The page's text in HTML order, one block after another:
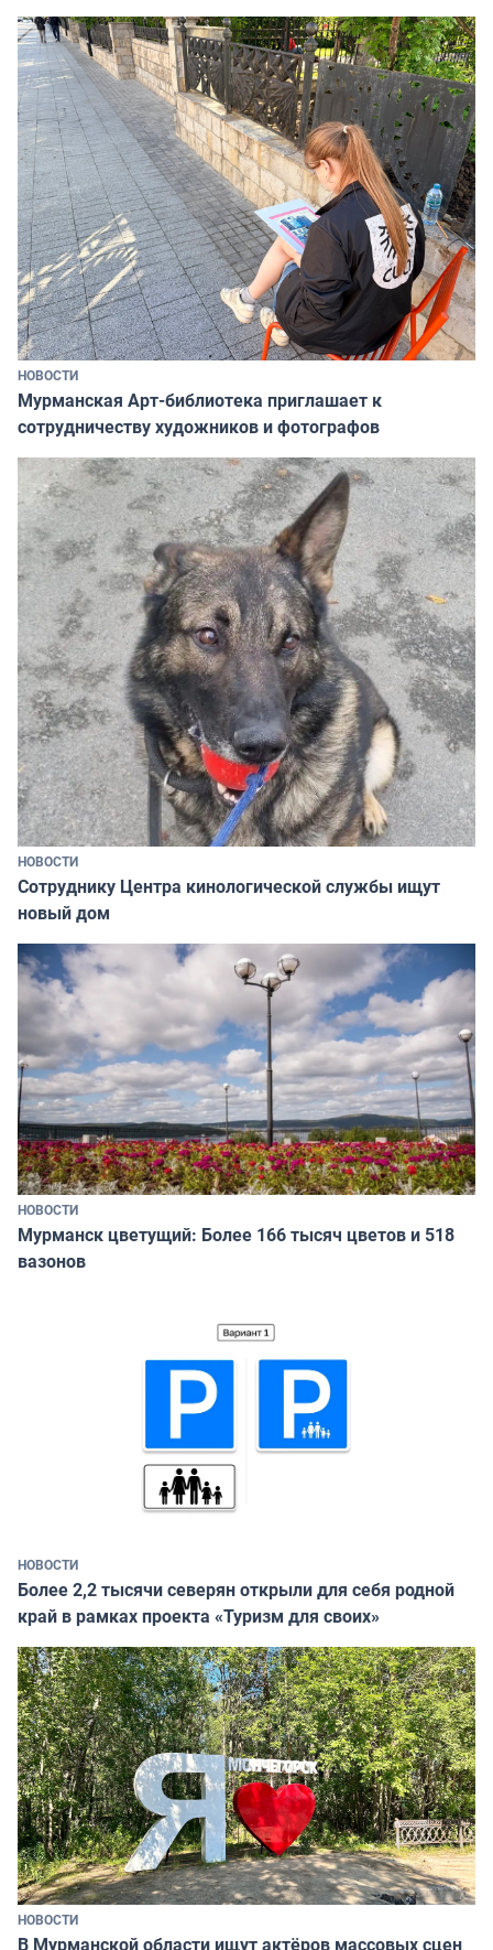
НОВОСТИ
Мурманская Арт-библиотека приглашает к
сотрудничеству художников и фотографов
НОВОСТИ
Сотруднику Центра кинологической службы ищут
новый дом
НОВОСТИ
Мурманск цветущий: Более 166 тысяч цветов и 518
вазонов
НОВОСТИ
Более 2,2 тысячи северян открыли для себя родной
край в рамках проекта «Туризм для своих»
НОВОСТИ
В Мурманской области ищут актёров массовых сцен